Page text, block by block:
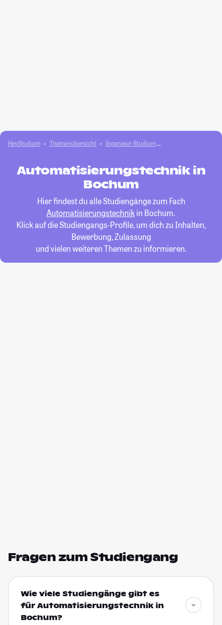
HeyStudium Themenübersicht Ingenieur-Studium
Automatisierungstechnik in
Bochum
Hier findest du alle Studiengänge zum Fach
Automatisierungstechnikin Bochum.
Klick auf die Studiengangs-Profile, um dich zu Inhalten,
Bewerbung, Zulassung
und vielen weiteren Themen zu informieren.
Fragen zum Studiengang
Wie viele Studiengänge gibt es
für Automatisierungstechnik in
Bochum?